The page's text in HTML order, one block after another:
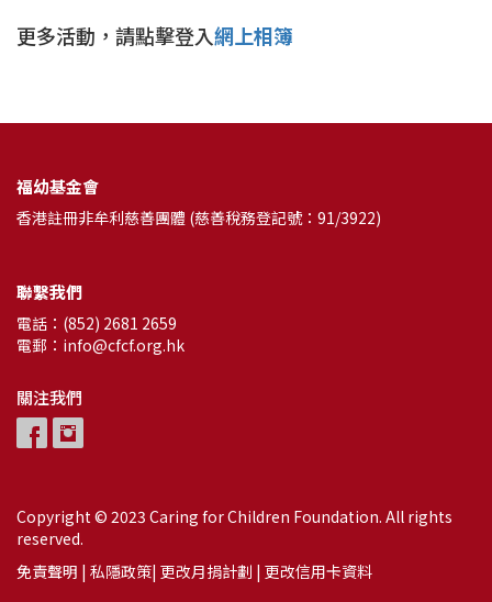
更多活動，請點擊登入網上相簿
福幼基金會
香港註冊非牟利慈善團體 (慈善稅務登記號：91/3922)
聯繫我們
電話：(852) 2681 2659
電郵：info@cfcf.org.hk
關注我們
Copyright © 2023 Caring for Children Foundation. All rights
reserved.
免責聲明 | 私隱政策| 更改月捐計劃 | 更改信用卡資料